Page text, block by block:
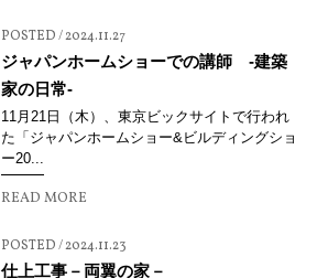
POSTED / 2024.11.27
ジャパンホームショーでの講師 -建築
家の日常-
11月21日（木）、東京ビックサイトで行われ
た「ジャパンホームショー&ビルディングショ
ー20...
READ MORE
POSTED / 2024.11.23
仕上工事－両翼の家－